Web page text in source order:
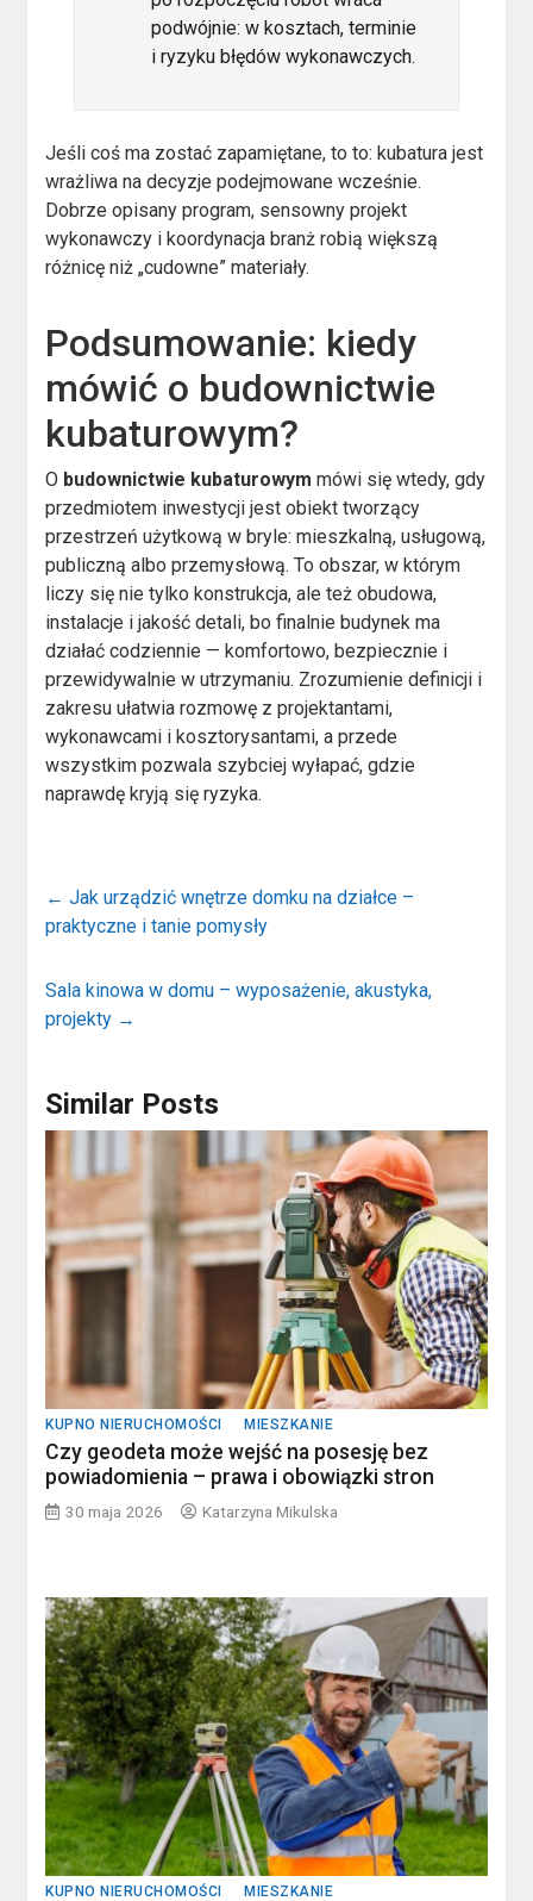
podwójnie: w kosztach, terminie
i ryzyku błędów wykonawczych.
Jeśli coś ma zostać zapamiętane, to to: kubatura jest
wrażliwa na decyzje podejmowane wcześnie.
Dobrze opisany program, sensowny projekt
wykonawczy i koordynacja branż robią większą
różnicę niż „cudowne” materiały.
Podsumowanie: kiedy
mówić o budownictwie
kubaturowym?
O budownictwie kubaturowym mówi się wtedy, gdy
przedmiotem inwestycji jest obiekt tworzący
przestrzeń użytkową w bryle: mieszkalną, usługową,
publiczną albo przemysłową. To obszar, w którym
liczy się nie tylko konstrukcja, ale też obudowa,
instalacje i jakość detali, bo finalnie budynek ma
działać codziennie — komfortowo, bezpiecznie i
przewidywalnie w utrzymaniu. Zrozumienie definicji i
zakresu ułatwia rozmowę z projektantami,
wykonawcami i kosztorysantami, a przede
wszystkim pozwala szybciej wyłapać, gdzie
naprawdę kryją się ryzyka.
← Jak urządzić wnętrze domku na działce –
praktyczne i tanie pomysły
Sala kinowa w domu – wyposażenie, akustyka,
projekty →
Similar Posts
KUPNO NIERUCHOMOŚCI MIESZKANIE
Czy geodeta może wejść na posesję bez
powiadomienia – prawa i obowiązki stron
30 maja 2026 Katarzyna Mikulska
KUPNO NIERUCHOMOŚCI MIESZKANIE